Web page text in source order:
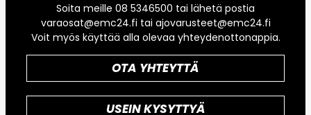
Soita meille 08 5346500 tai lähetä postia
varaosat@emc24.fi tai ajovarusteet@emc24.fi
Voit myös käyttää alla olevaa yhteydenottonappia.
OTA YHTEYTTÄ
USEIN KYSYTTYÄ